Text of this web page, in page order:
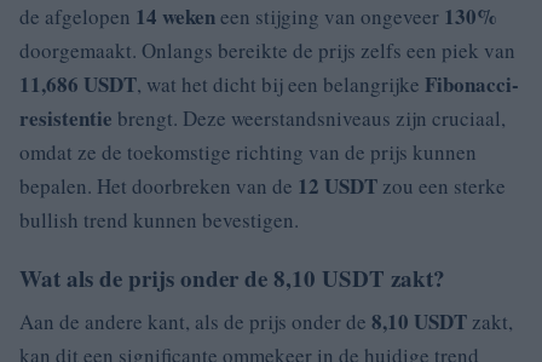
de afgelopen 14 wekeneen stijging van ongeveer 130%
doorgemaakt. Onlangs bereikte de prijs zelfs een piek van
11,686 USDT, wat het dicht bij een belangrijke Fibonacci-
resistentie brengt. Deze weerstandsniveaus zijn cruciaal,
omdat ze de toekomstige richting van de prijs kunnen
bepalen. Het doorbreken van de 12 USDT zou een sterke
bullish trend kunnen bevestigen.
Wat als de prijs onder de 8,10 USDT zakt?
Aan de andere kant, als de prijs onder de 8,10 USDT zakt,
kan dit een significante ommekeer in de huidige trend